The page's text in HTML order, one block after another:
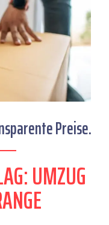
Preise.
UMZUG